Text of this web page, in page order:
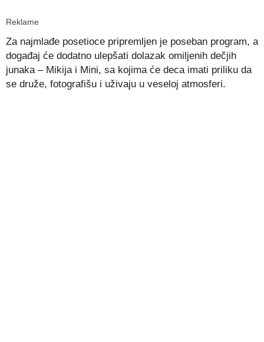
Reklame
Za najmlađe posetioce pripremljen je poseban program, a
događaj će dodatno ulepšati dolazak omiljenih dečjih
junaka – Mikija i Mini, sa kojima će deca imati priliku da
se druže, fotografišu i uživaju u veseloj atmosferi.